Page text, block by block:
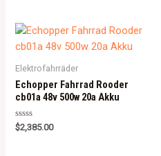
Elektrofahrräder
Echopper Fahrrad Rooder
cb01a 48v 500w 20a Akku
Rated
0
$2,385.00